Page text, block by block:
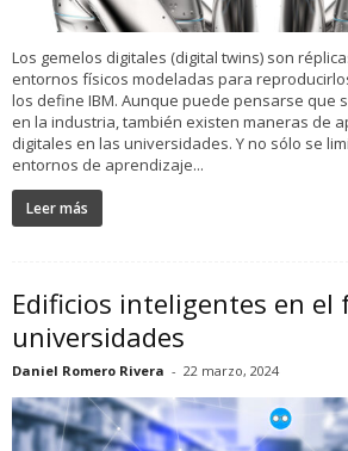
Los gemelos digitales (digital twins) son
entornos físicos modeladas para
los define IBM. Aunque puede pensarse que
en la industria, también existen maneras de
digitales en las universidades. Y no sólo se
entornos de aprendizaje...
Leer más
Edificios inteligentes en el
universidades
Daniel Romero Rivera - 22 marzo, 2024